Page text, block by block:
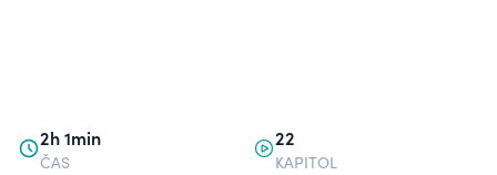
2h 1min
ČAS
22
KAPITOL